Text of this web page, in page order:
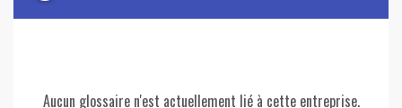
Aucun glossaire n'est actuellement lié à cette entreprise.